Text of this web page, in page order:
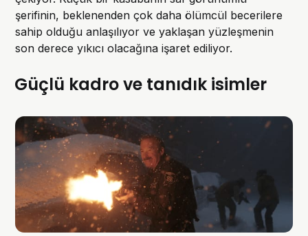
şerifinin, beklenenden çok daha ölümcül becerilere
sahip olduğu anlaşılıyor ve yaklaşan yüzleşmenin
son derece yıkıcı olacağına işaret ediliyor.
Güçlü kadro ve tanıdık isimler